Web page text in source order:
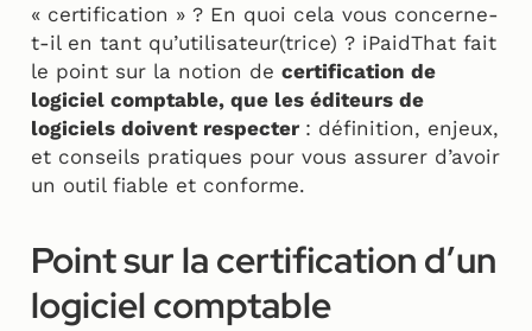
« certification » ? En quoi cela vous concerne-
t-il en tant qu’utilisateur(trice) ? iPaidThat fait
le point sur la notion de certification de
logiciel comptable, que les éditeurs de
logiciels doivent respecter : définition, enjeux,
et conseils pratiques pour vous assurer d’avoir
un outil fiable et conforme.
Point sur la certification d’un
logiciel comptable